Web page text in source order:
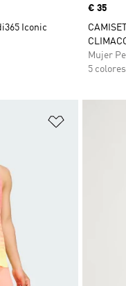
Iconic
Precio
€ 35
Mujer
5 colores
Añadir a la